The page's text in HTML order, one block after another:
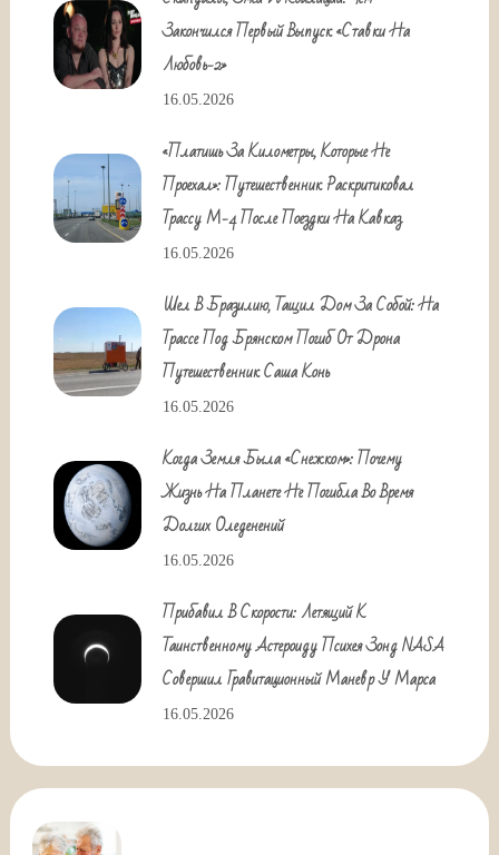
Закончился Первый Выпуск «Ставки На
Любовь-2»
16.05.2026
«Платишь За Километры, Которые Не
Проехал»: Путешественник Раскритиковал
Трассу М-4 После Поездки На Кавказ
16.05.2026
Шел В Бразилию, Тащил Дом За Собой: На
Трассе Под Брянском Погиб От Дрона
Путешественник Саша Конь
16.05.2026
Когда Земля Была «снежком»: Почему
Жизнь На Планете Не Погибла Во Время
Долгих Оледенений
16.05.2026
Прибавил В Скорости: Летящий К
Таинственному Астероиду Психея Зонд NASA
Совершил Гравитационный Маневр У Марса
16.05.2026